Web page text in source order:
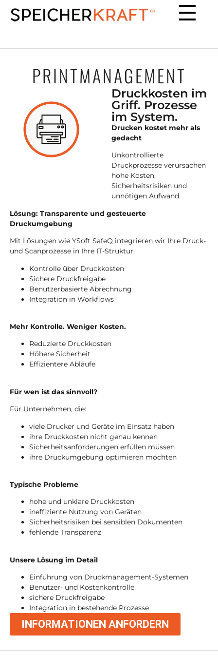
PRINTMANAGEMENT
Druckkosten im
Griff. Prozesse
im System.
Drucken kostet mehr als
gedacht
Unkontrollierte
Druckprozesse verursachen
hohe Kosten,
Sicherheitsrisiken und
unnötigen Aufwand.
Lösung: Transparente und gesteuerte
Druckumgebung
Mit Lösungen wie YSoft SafeQ integrieren wir Ihre Druck-
und Scanprozesse in Ihre IT-Struktur.
Kontrolle über Druckkosten
Sichere Druckfreigabe
Benutzerbasierte Abrechnung
Integration in Workflows
Mehr Kontrolle. Weniger Kosten.
Reduzierte Druckkosten
Höhere Sicherheit
Effizientere Abläufe
Für wen ist das sinnvoll?
Für Unternehmen, die:
viele Drucker und Geräte im Einsatz haben
ihre Druckkosten nicht genau kennen
Sicherheitsanforderungen erfüllen müssen
ihre Druckumgebung optimieren möchten
Typische Probleme
hohe und unklare Druckkosten
ineffiziente Nutzung von Geräten
Sicherheitsrisiken bei sensiblen Dokumenten
fehlende Transparenz
Unsere Lösung im Detail
Einführung von Druckmanagement-Systemen
Benutzer- und Kostenkontrolle
sichere Druckfreigabe
Integration in bestehende Prozesse
INFORMATIONEN ANFORDERN